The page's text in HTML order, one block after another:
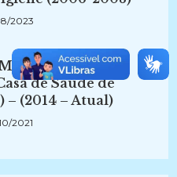
2023
acervo
de Saúde de
– (2014 – Atual)
2021